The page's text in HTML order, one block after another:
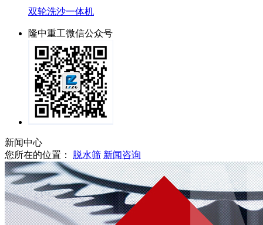
双轮洗沙一体机
隆中重工微信公众号
新闻中心
您所在的位置：
脱水筛 新闻咨询